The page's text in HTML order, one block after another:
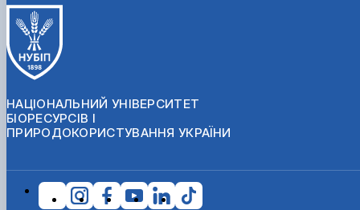
НАЦІОНАЛЬНИЙ УНІВЕРСИТЕТ
БІОРЕСУРСІВ І
ПРИРОДОКОРИСТУВАННЯ УКРАЇНИ